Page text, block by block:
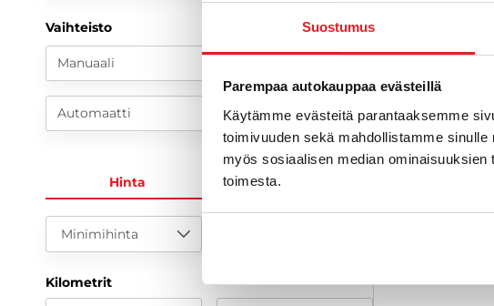
Suostumus
Parempaa autokauppaa evästeillä
Käytämme evästeitä parantaaksemme
toimivuuden sekä mahdollistamme
myös sosiaalisen median
toimesta.
Vaihteisto
Manuaali
Automaatti
Hinta KK-erä
Minimihinta
Kilometrit
ja kulutonta
Adaptiivinen
14 900 €14
KATSO